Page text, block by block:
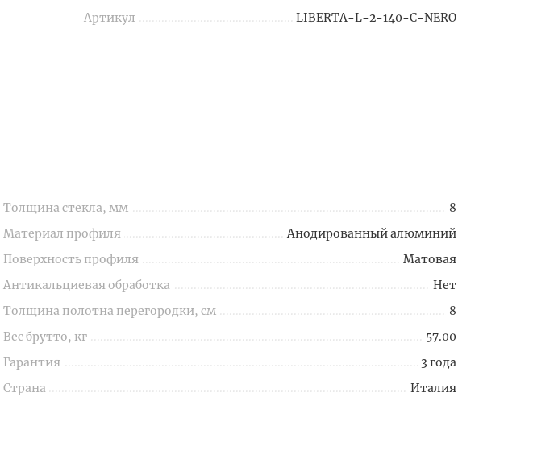
Артикул
LIBERTA-L-2-140-C-NERO
Толщина стекла, мм
8
Материал профиля
Анодированный алюминий
Поверхность профиля
Матовая
Антикальциевая обработка
Нет
Толщина полотна перегородки, см
8
Вес брутто, кг
57.00
Гарантия
3 года
Страна
Италия